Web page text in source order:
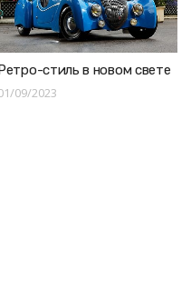
стиль в новом свете
09/2023